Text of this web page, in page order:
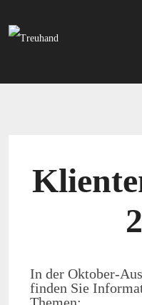
In der Oktober-
finden Sie